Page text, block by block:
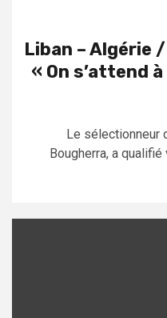
Liban – Algérie
« On s’attend
Le sélectionneur
Bougherra, a